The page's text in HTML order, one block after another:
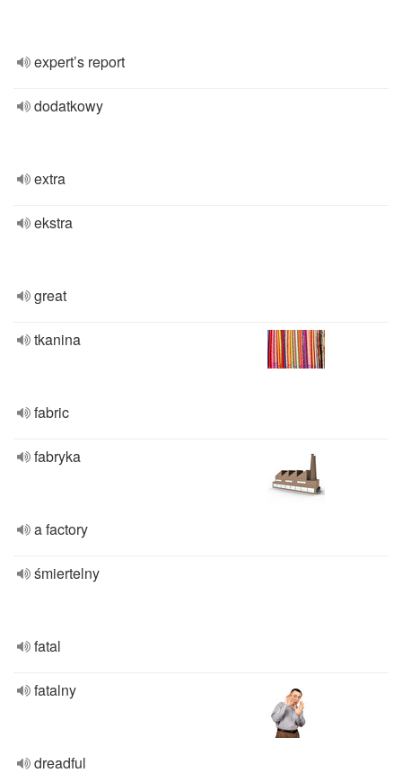
expert’s report
dodatkowy
extra
ekstra
great
tkanina
fabric
fabryka
a factory
śmiertelny
fatal
fatalny
dreadful